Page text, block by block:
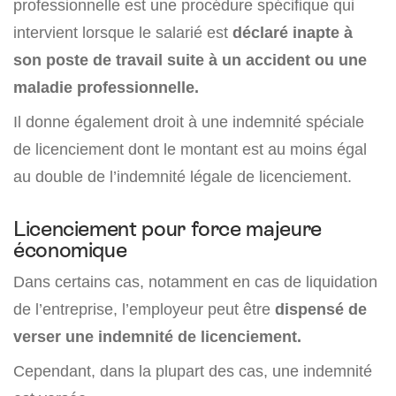
professionnelle est une procédure spécifique qui
intervient lorsque le salarié est déclaré inapte à
son poste de travail suite à un accident ou une
maladie professionnelle.
Il donne également droit à une indemnité spéciale
de licenciement dont le montant est au moins égal
au double de l’indemnité légale de licenciement.
Licenciement pour force majeure
économique
Dans certains cas, notamment en cas de liquidation
de l’entreprise, l’employeur peut être dispensé de
verser une indemnité de licenciement.
Cependant, dans la plupart des cas, une indemnité